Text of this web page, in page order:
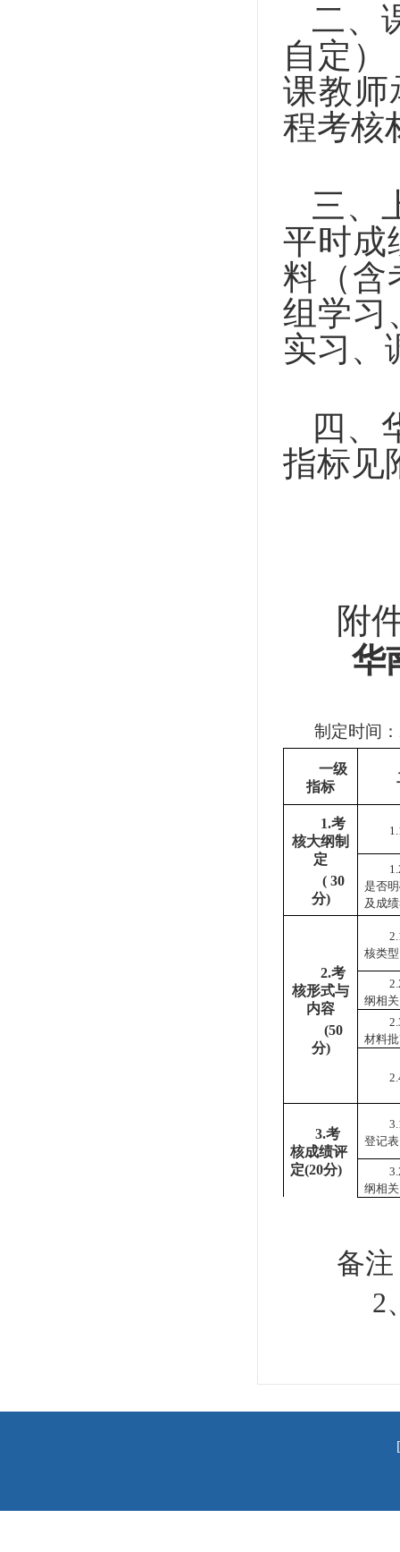
二、
自定
课教师
程考核
三、
平时成
料（含
组学习
实习、
四、
指标
附
华
制定时间：
一级
指标
1.考
核大纲制
定
( 30
分)
是否
及 成绩
2.考
核形式与
内容
(50
分)
核类
纲相关
材料
3.考
核成绩评
定(20分)
登记表
3
纲相关
备注
2